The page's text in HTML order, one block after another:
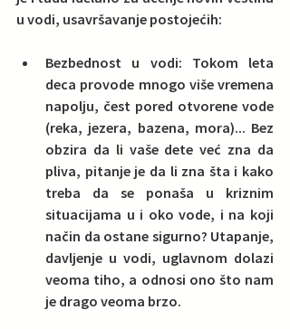
u vodi, usavršavanje postojećih:
Bezbednost u vodi: Tokom leta
deca provode mnogo više vremena
napolju, čest pored otvorene vode
(reka, jezera, bazena, mora)... Bez
obzira da li vaše dete već zna da
pliva, pitanje je da li zna šta i kako
treba da se ponaša u kriznim
situacijama u i oko vode, i na koji
način da ostane sigurno? Utapanje,
davljenje u vodi, uglavnom dolazi
veoma tiho, a odnosi ono što nam
je drago veoma brzo.